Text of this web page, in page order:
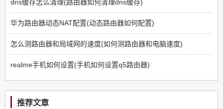
dns缓存怎么清理(路由器如何清理dns缓存)
华为路由器动态NAT配置(动态路由器如何配置)
怎么测路由器和局域网的速度(如何测路由器和电脑速度)
realme手机如何设置(手机如何设置q5路由器)
推荐文章